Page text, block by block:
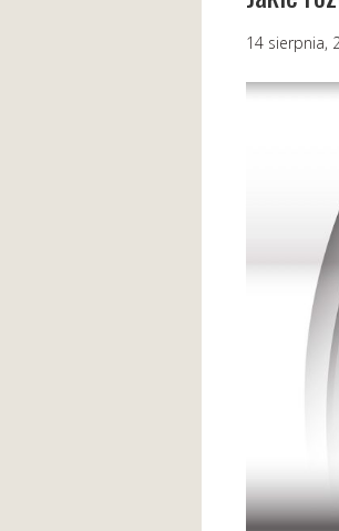
14 sierpnia,